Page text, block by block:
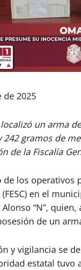
de 2025
un arma
242 gramos de
de la Fiscalía
de los
en el
“N”,
de un
y vigilancia se
estatal